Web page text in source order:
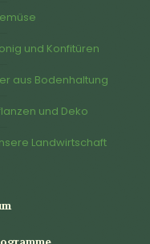
und Konfitüren
aus Bodenhaltung
und Deko
Landwirtschaft